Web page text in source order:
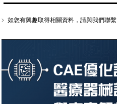
﹥ 如您有興趣取得相關資料，請與我們聯繫